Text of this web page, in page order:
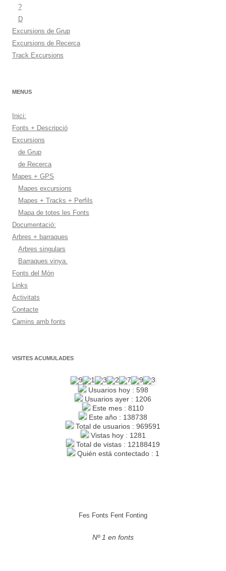
?
D
Excursions de Grup
Excursions de Recerca
Track Excursions
MENUS
Inici:
Fonts + Descripció
Excursions
de Grup
de Recerca
Mapes + GPS
Mapes excursions
Mapes + Tracks + Perfils
Mapa de totes les Fonts
Documentació:
Arbres + barraques
Arbres singulars
Barraques vinya.
Fonts del Món
Links
Activitats
Contacte
Camins amb fonts
VISITES ACUMULADES
Usuarios hoy : 598
Usuarios ayer : 1206
Este mes : 8110
Este año : 138738
Total de usuarios : 969591
Vistas hoy : 1281
Total de vistas : 12188419
Quién está contectado : 1
Fes Fonts Fent Fonting
Nº 1 en fonts